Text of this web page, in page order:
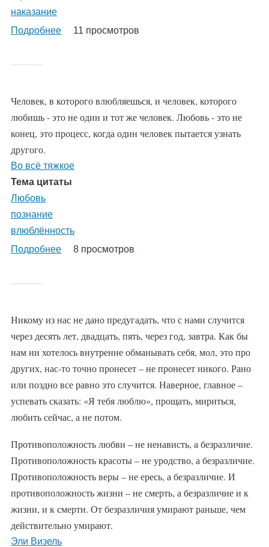
наказание
Подробнее
11 просмотров
Человек, в которого влюбляешься, и человек, которого
любишь - это не один и тот же человек. Любовь - это не
конец, это процесс, когда один человек пытается узнать
другого.
Во всё тяжкое
Тема цитаты
Любовь
познание
влюблённость
Подробнее
8 просмотров
Никому из нас не дано предугадать, что с нами случится
через десять лет, двадцать, пять, через год, завтра. Как бы
нам ни хотелось внутренне обманывать себя, мол, это про
других, нас-то точно пронесет – не пронесет никого. Рано
или поздно все равно это случится. Наверное, главное –
успевать сказать: «Я тебя люблю», прощать, мириться,
любить сейчас, а не потом.
Противоположность любви – не ненависть, а безразличие.
Противоположность красоты – не уродство, а безразличие.
Противоположность веры – не ересь, а безразличие. И
противоположность жизни – не смерть, а безразличие и к
жизни, и к смерти. От безразличия умирают раньше, чем
действительно умирают.
Эли Визель